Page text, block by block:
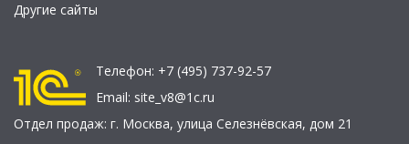
Другие сайты
Телефон: +7 (495) 737-92-57
Email: site_v8@1c.ru
Отдел продаж: г. Москва, улица Селезнёвская, дом 21